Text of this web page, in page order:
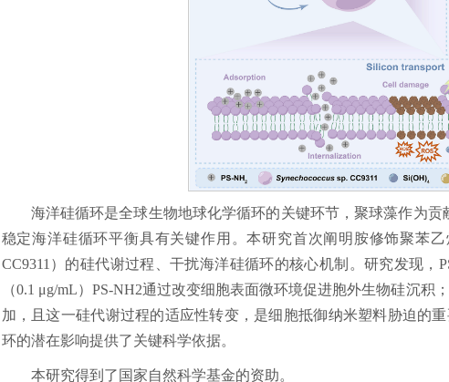
海洋硅循环是全球生物地球化学循环的关键环节，聚球藻作为
稳定海洋硅循环平衡具有关键作用。本研究首次阐明胺修饰聚苯乙
CC9311）的硅代谢过程、干扰海洋硅循环的核心机制。研究发现
（0.1 μg/mL）PS-NH2通过改变细胞表面微环境促进胞外生物硅沉积
加，且这一硅代谢过程的适应性转变，是细胞抵御纳米塑料胁迫的
环的潜在影响提供了关键科学依据。
本研究得到了国家自然科学基金的资助。